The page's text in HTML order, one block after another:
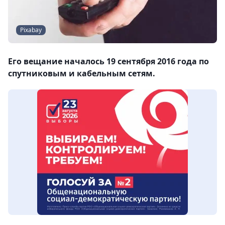
Pixabay
Его вещание началось 19 сентября 2016 года по
спутниковым и кабельным сетям.